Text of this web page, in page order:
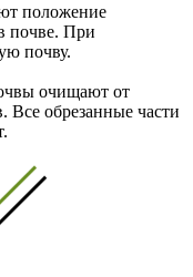
положение
почве. При
почву.
очищают от
Все обрезанные части